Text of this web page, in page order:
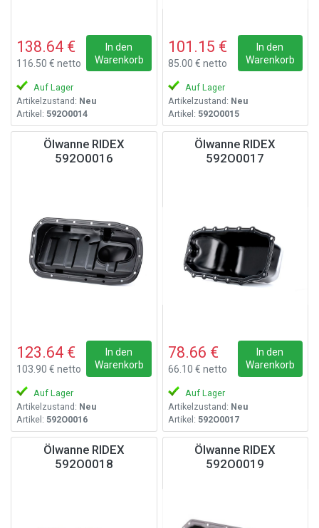
138.64 €
116.50 € netto
In den
Warenkorb
Auf Lager
Artikelzustand: Neu
Artikel: 592O0014
101.15 €
85.00 € netto
In den
Warenkorb
Auf Lager
Artikelzustand: Neu
Artikel: 592O0015
Ölwanne RIDEX
592O0016
123.64 €
103.90 € netto
In den
Warenkorb
Auf Lager
Artikelzustand: Neu
Artikel: 592O0016
Ölwanne RIDEX
592O0017
78.66 €
66.10 € netto
In den
Warenkorb
Auf Lager
Artikelzustand: Neu
Artikel: 592O0017
Ölwanne RIDEX
592O0018
Ölwanne RIDEX
592O0019